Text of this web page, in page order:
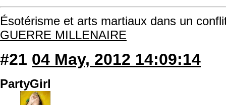
Ésotérisme et arts martiaux dans un
GUERRE MILLENAIRE
#21 04 May, 2012 14:09:14
PartyGirl